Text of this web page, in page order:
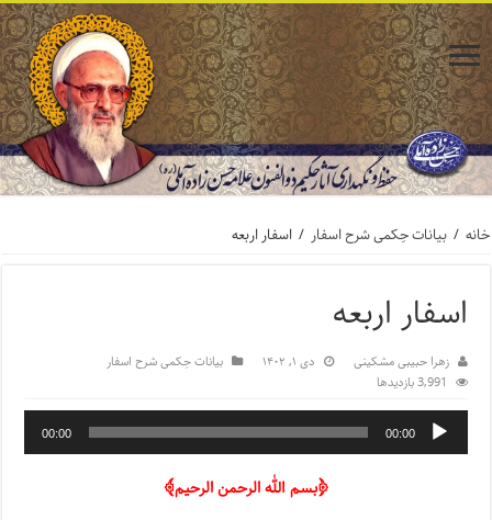
خانه / بیانات حِکمی شرح اسفار / اسفار اربعه
اسفار اربعه
زهرا حبیبی مشکینی دی ۱, ۱۴۰۲
بیانات حِکمی شرح اسفار
3,991 بازدیدها
00:00
00:00
﴿بسم الله الرحمن الرحیم﴾